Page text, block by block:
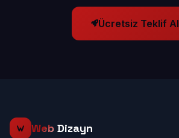
Ücretsiz Teklif Al
Web Dizayn